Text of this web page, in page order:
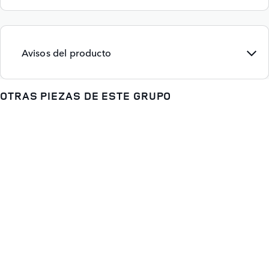
Avisos del producto
OTRAS PIEZAS DE ESTE GRUPO